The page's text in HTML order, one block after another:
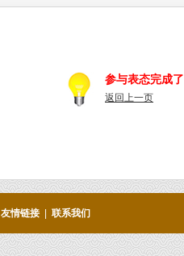
参与表态完成了
返回上一页
友情链接 联系我们